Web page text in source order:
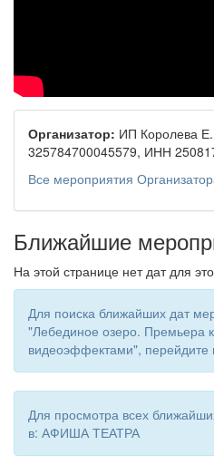
Организатор: ИП Королева
325784700045579, ИНН
Все мероприятия
Ближайшие
На этой странице нет дат для
Для поиска ближайших дат
"Лебединое озеро. Премьера
видеоэффектами",
Для просмотра всех
в: АФИША ТЕАТРА